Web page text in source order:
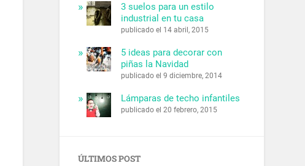
3 suelos para un estilo
industrial en tu casa
publicado el 14 abril, 2015
5 ideas para decorar con
piñas la Navidad
publicado el 9 diciembre, 2014
Lámparas de techo infantiles
publicado el 20 febrero, 2015
ÚLTIMOS POST